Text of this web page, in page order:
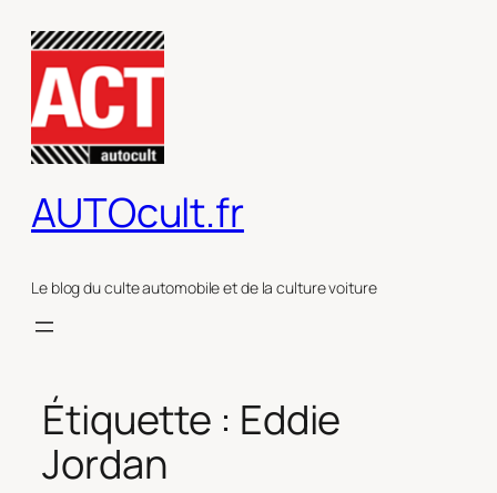
contenu
AUTOcult.fr
Le blog du culte automobile et de la culture voiture
Étiquette : Eddie
Jordan